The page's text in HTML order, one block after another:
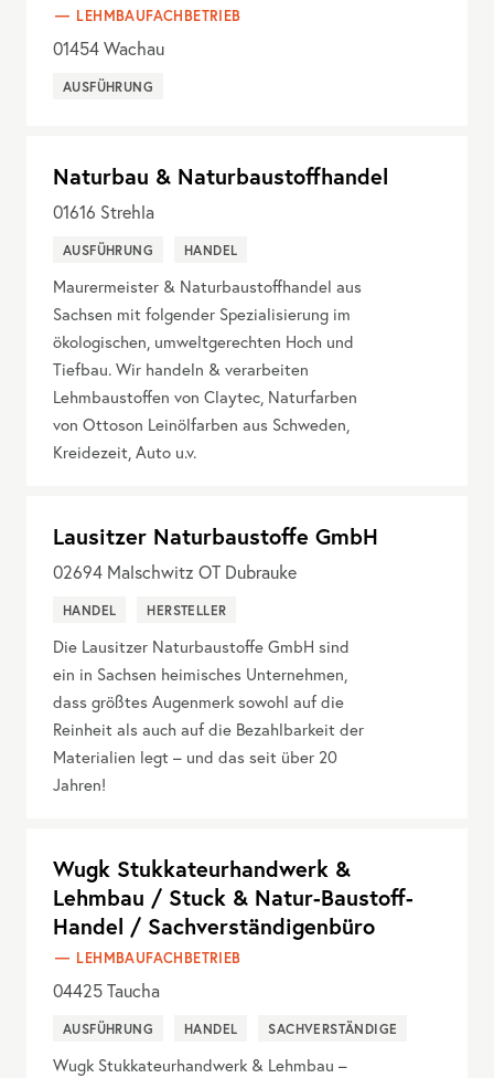
LEHMBAUFACHBETRIEB
01454 Wachau
AUSFÜHRUNG
Naturbau & Naturbaustoffhandel
01616 Strehla
AUSFÜHRUNG HANDEL
Maurermeister & Naturbaustoffhandel aus
Sachsen mit folgender Spezialisierung im
ökologischen, umweltgerechten Hoch und
Tiefbau. Wir handeln & verarbeiten
Lehmbaustoffen von Claytec, Naturfarben
von Ottoson Leinölfarben aus Schweden,
Kreidezeit, Auto u.v.
Lausitzer Naturbaustoffe GmbH
02694 Malschwitz OT Dubrauke
HANDEL HERSTELLER
Die Lausitzer Naturbaustoffe GmbH sind
ein in Sachsen heimisches Unternehmen,
dass größtes Augenmerk sowohl auf die
Reinheit als auch auf die Bezahlbarkeit der
Materialien legt – und das seit über 20
Jahren!
Wugk Stukkateurhandwerk &
Lehmbau / Stuck & Natur-Baustoff-
Handel / Sachverständigenbüro
LEHMBAUFACHBETRIEB
04425 Taucha
AUSFÜHRUNG HANDEL SACHVERSTÄNDIGE
Wugk Stukkateurhandwerk & Lehmbau –